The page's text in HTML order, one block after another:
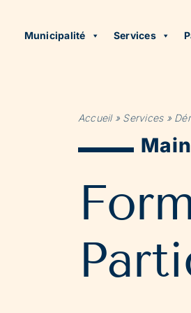
Municipalité Services
Accueil» Services»